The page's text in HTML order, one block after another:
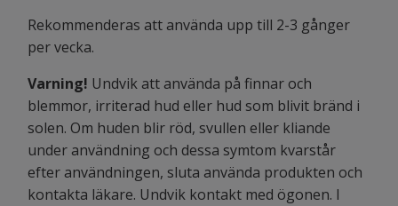
Rekommenderas att använda upp till 2-3 gånger
per vecka.
Varning! Undvik att använda på finnar och
blemmor, irriterad hud eller hud som blivit bränd i
solen. Om huden blir röd, svullen eller kliande
under användning och dessa symtom kvarstår
efter användningen, sluta använda produkten och
kontakta läkare. Undvik kontakt med ögonen. I